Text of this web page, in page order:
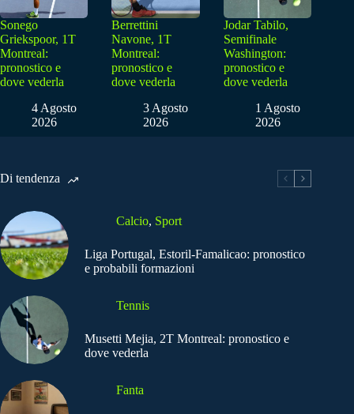
Sonego
Griekspoor, 1T
Montreal:
pronostico e
dove vederla
4 Agosto
2026
Berrettini
Navone, 1T
Montreal:
pronostico e
dove vederla
3 Agosto
2026
Jodar Tabilo,
Semifinale
Washington:
pronostico e
dove vederla
1 Agosto
2026
Di tendenza
Calcio, Sport
Liga Portugal, Estoril-Famalicao: pronostico
e probabili formazioni
Tennis
Musetti Mejia, 2T Montreal: pronostico e
dove vederla
Fanta